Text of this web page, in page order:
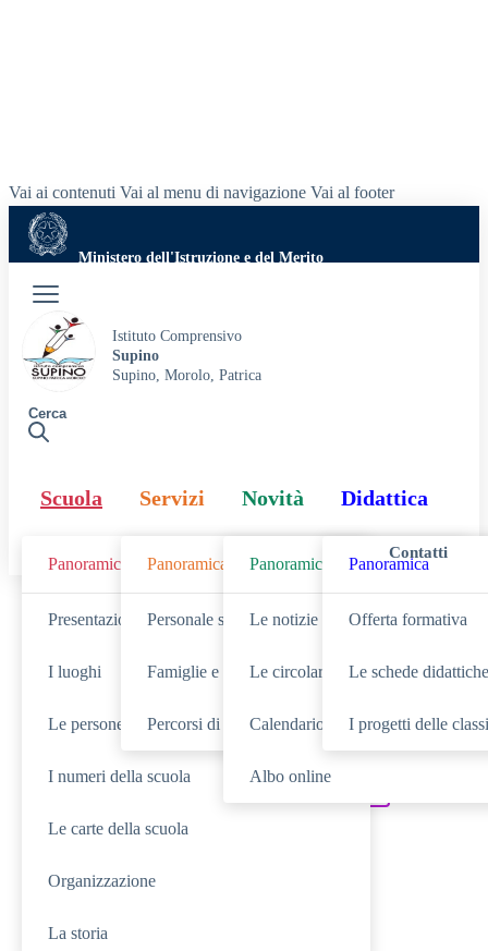
Vai ai contenuti Vai al menu di navigazione Vai al footer
Ministero dell'Istruzione e del Merito
Istituto Comprensivo
Supino
Supino, Morolo, Patrica
Cerca
Scuola
Panoramica
Presentazione
I luoghi
Le persone
I numeri della scuola
Le carte della scuola
Organizzazione
La storia
Servizi
Panoramica
Personale scolastico
Famiglie e studenti
Percorsi di studio
Novità
Panoramica
Le notizie
Le circolari
Calendario eventi
Albo online
Didattica
Panoramica
Offerta formativa
Le schede didattiche
I progetti delle classi
Contatti
Cerca
NOVITÀ SERVIZI
Cerca nellaDIDATTICA
Cerca inTUTTO IL SITO